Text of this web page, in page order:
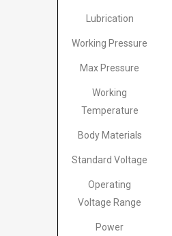
Lubrication
Working Pressure
Max Pressure
Working
Temperature
Body Materials
Standard Voltage
Operating
Voltage Range
Power